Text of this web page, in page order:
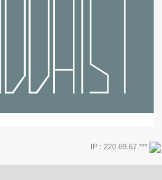
IP : 220.69.67.***